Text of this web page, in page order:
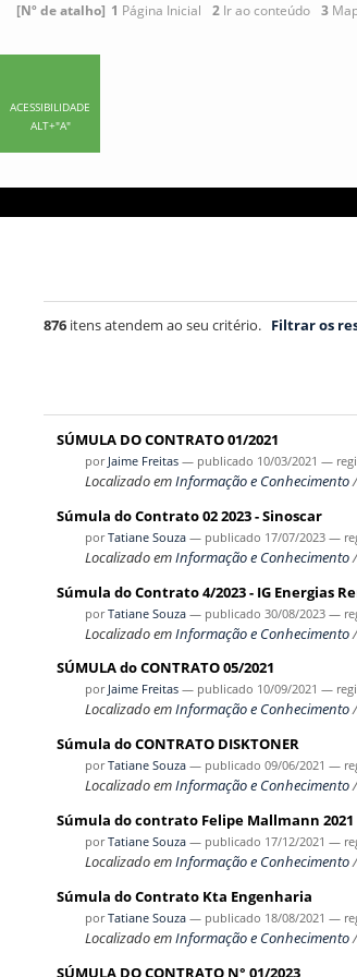
[Nº de atalho] 1 Página Inicial 2 Ir ao conteúdo 3
ACESSIBILIDADE
ALT+"A"
876itens atendem ao seu critério. Filtrar os
SÚMULA DO CONTRATO 01/2021
por Jaime Freitas — publicado 10/03/2021 —
Localizado emInformação e Conhecimento
Súmula do Contrato 02 2023 - Sinoscar
porTatiane Souza — publicado 17/07/2023 —
Localizado emInformação e Conhecimento
Súmula do Contrato 4/2023 - IG Energias
porTatiane Souza — publicado 30/08/2023 —
Localizado emInformação e Conhecimento
SÚMULA do CONTRATO 05/2021
por Jaime Freitas — publicado 10/09/2021 —
Localizado emInformação e Conhecimento
Súmula do CONTRATO DISKTONER
porTatiane Souza — publicado 09/06/2021 —
Localizado emInformação e Conhecimento
Súmula do contrato Felipe Mallmann 2021
porTatiane Souza — publicado 17/12/2021 —
Localizado emInformação e Conhecimento
Súmula do Contrato Kta Engenharia
porTatiane Souza — publicado 18/08/2021 —
Localizado emInformação e Conhecimento
SÚMULA DO CONTRATO N° 01/2023